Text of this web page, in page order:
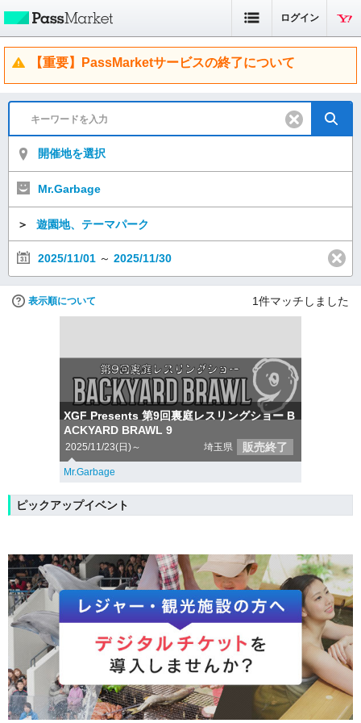
ログイン
【重要】PassMarketサービスの終了について
開催地を選択
Mr.Garbage
＞ 遊園地、テーマパーク
2025/11/01 ～ 2025/11/30
表示順について 1件マッチしました
XGF Presents 第9回裏庭レスリングショー B
ACKYARD BRAWL 9
2025/11/23(日)～ 埼玉県 販売終了
Mr.Garbage
ピックアップイベント